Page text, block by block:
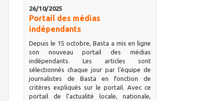
26/10/2025
Portail des médias
indépendants
Depuis le 15 octobre, Basta a mis en ligne
son nouveau portail des médias
indépendants. Les articles sont
sélectionnés chaque jour par l’équipe de
journalistes de Basta en fonction de
critères expliqués sur le portail. Avec ce
portail de l’actualité locale, nationale,